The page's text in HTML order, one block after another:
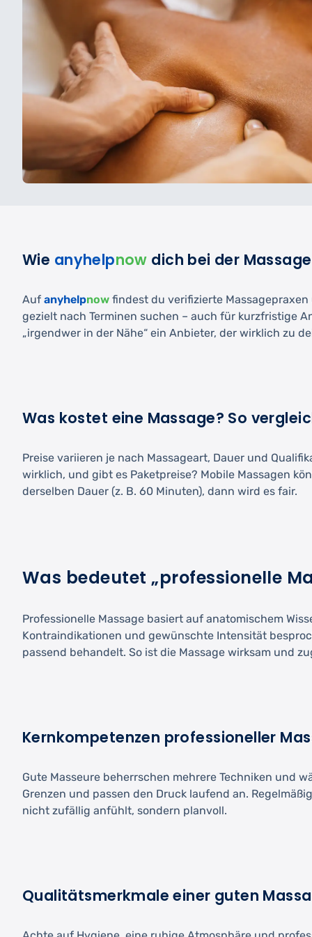
Wie anyhelpnow dich bei der
Auf anyhelpnow findest du verifizierte
gezielt nach Terminen suchen – auch für kurzfristige
„irgendwer in der Nähe“ ein Anbieter, der wirklich zu
Was kostet eine Massage? So
Preise variieren je nach Massageart, Dauer und
wirklich, und gibt es Paketpreise? Mobile Massagen
derselben Dauer (z. B. 60 Minuten), dann wird es fair.
Was bedeutet „professionelle
Professionelle Massage basiert auf anatomischem
Kontraindikationen und gewünschte Intensität
passend behandelt. So ist die Massage wirksam und
Kernkompetenzen professioneller
Gute Masseure beherrschen mehrere Techniken und
Grenzen und passen den Druck laufend an.
nicht zufällig anfühlt, sondern planvoll.
Qualitätsmerkmale einer guten